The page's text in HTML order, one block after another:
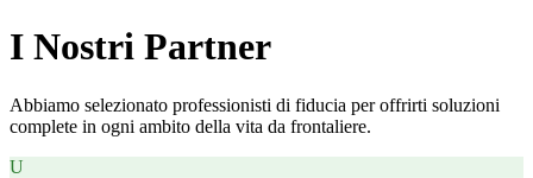
I Nostri Partner
Abbiamo selezionato professionisti di fiducia per offrirti soluzioni
complete in ogni ambito della vita da frontaliere.
U